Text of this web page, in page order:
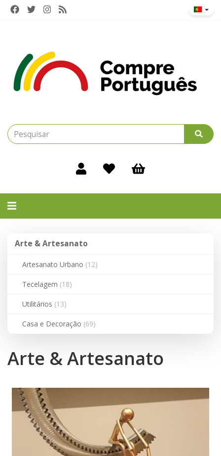
Alternar
Arte & Artesanato
Artesanato Urbano (12)
Tecelagem (18)
Utilitários (13)
Casa e Decoração (69)
Arte & Artesanato